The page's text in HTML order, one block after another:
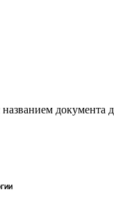
документа